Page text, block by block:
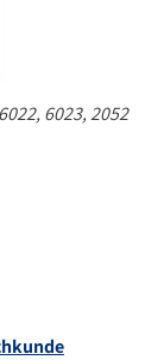
6023, 2052